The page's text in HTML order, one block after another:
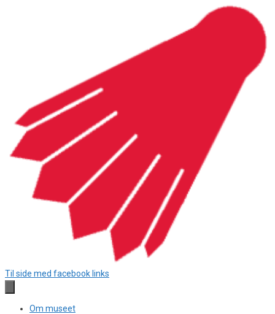
Til side med facebook links
Om museet